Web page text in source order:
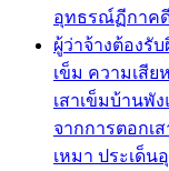
อุทธรณ์ฏีกาคดี
ผู้ว่าจ้างต้องรั
เข็ม ความเสีย
เสาเข็มบ้านพั
จากการตอกเ
เหมา ประเด็